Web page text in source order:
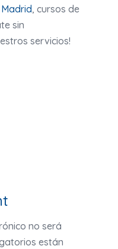
, cursos de
sin
servicios!
no será
están